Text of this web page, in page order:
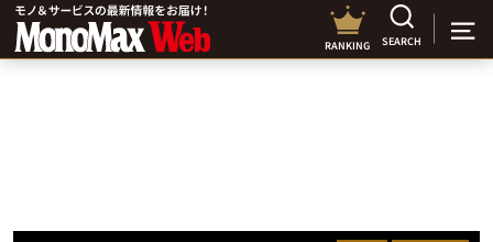
RANKING SEARCH